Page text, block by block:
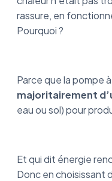
rassure, en
Pourquoi ?
Parce que la pompe
majoritairement
eau ou sol) pour
Et qui dit énergie
Donc en choisissant